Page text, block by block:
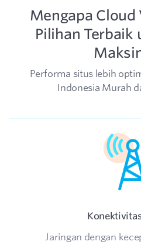
Mengapa Cloud
Pilihan Terbaik
Performa situs lebih
Indonesia Murah
Jaringan dengan